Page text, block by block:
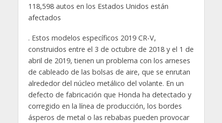
118,598 autos en los Estados Unidos están
afectados
. Estos modelos específicos 2019 CR-V,
construidos entre el 3 de octubre de 2018 y el 1 de
abril de 2019, tienen un problema con los arneses
de cableado de las bolsas de aire, que se enrutan
alrededor del núcleo metálico del volante. En un
defecto de fabricación que Honda ha detectado y
corregido en la línea de producción, los bordes
ásperos de metal o las rebabas pueden provocar